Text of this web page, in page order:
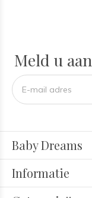
Meld u
Baby Dreams
Informatie